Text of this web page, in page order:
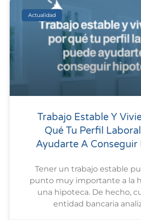
Actualidad
Trabajo Estable Y
Qué Tu Perfil
Ayudarte A Conseguir
Tener un trabajo estable
punto muy importante a la
una hipoteca. De hecho,
entidad bancaria